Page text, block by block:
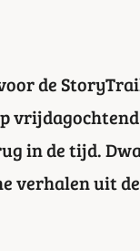
de
vrijdagochtend
in de tijd.
verhalen uit